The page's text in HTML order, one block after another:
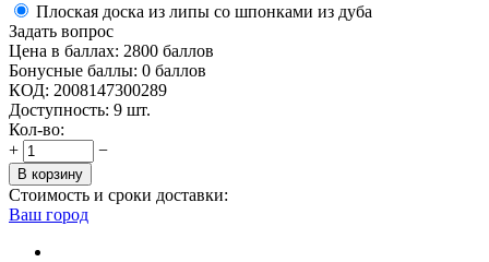
Плоская доска из липы со шпонками из дуба
Задать вопрос
Цена в баллах: 2800 баллов
Бонусные баллы: 0 баллов
КОД: 2008147300289
Доступность: 9 шт.
Кол-во:
+
−
В корзину
Стоимость и сроки доставки:
Ваш город